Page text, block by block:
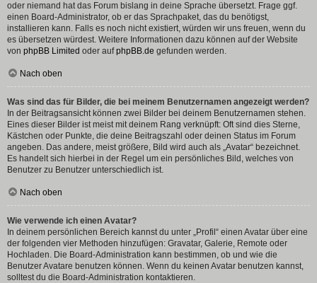
oder niemand hat das Forum bislang in deine Sprache übersetzt. Frage ggf.
einen Board-Administrator, ob er das Sprachpaket, das du benötigst,
installieren kann. Falls es noch nicht existiert, würden wir uns freuen, wenn du
es übersetzen würdest. Weitere Informationen dazu können auf der Website
von phpBB Limited oder aufphpBB.de gefunden werden.
Nach oben
Was sind das für Bilder, die bei meinem Benutzernamen angezeigt werden?
In der Beitragsansicht können zwei Bilder bei deinem Benutzernamen stehen.
Eines dieser Bilder ist meist mit deinem Rang verknüpft: Oft sind dies Sterne,
Kästchen oder Punkte, die deine Beitragszahl oder deinen Status im Forum
angeben. Das andere, meist größere, Bild wird auch als „Avatar“ bezeichnet.
Es handelt sich hierbei in der Regel um ein persönliches Bild, welches von
Benutzer zu Benutzer unterschiedlich ist.
Nach oben
Wie verwende ich einen Avatar?
In deinem persönlichen Bereich kannst du unter „Profil“ einen Avatar über eine
der folgenden vier Methoden hinzufügen: Gravatar, Galerie, Remote oder
Hochladen. Die Board-Administration kann bestimmen, ob und wie die
Benutzer Avatare benutzen können. Wenn du keinen Avatar benutzen kannst,
solltest du die Board-Administration kontaktieren.